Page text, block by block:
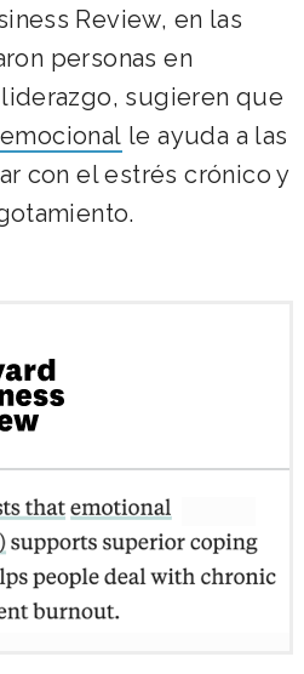
Review, en las
personas en
sugieren que
le ayuda a las
con el estrés crónico y